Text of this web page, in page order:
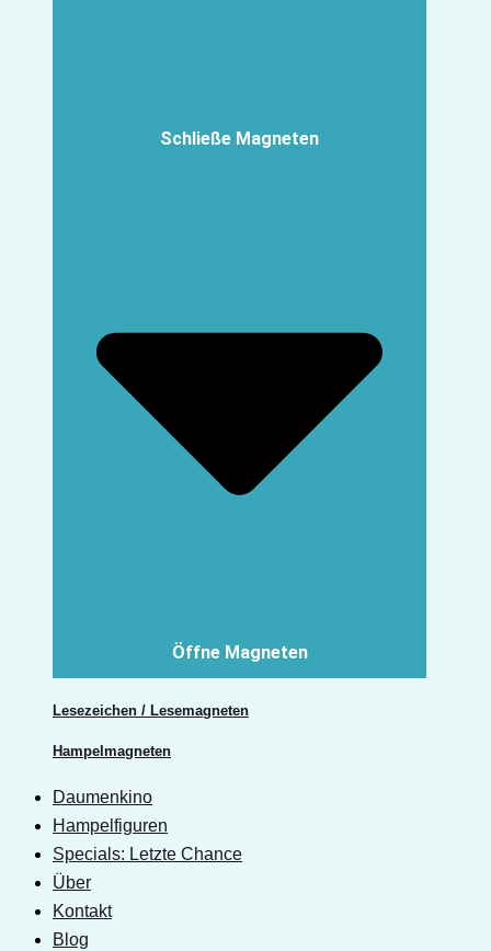
Schließe Magneten
Öffne Magneten
Lesezeichen / Lesemagneten
Hampelmagneten
Daumenkino
Hampelfiguren
Specials: Letzte Chance
Über
Kontakt
Blog